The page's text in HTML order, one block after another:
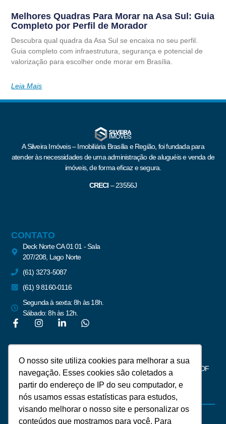
O nosso site utiliza cookies para melhorar a sua
navegação. Esses cookies são coletados a
partir do endereço de IP do seu computador, e
nós usamos essas estatísticas para estudos,
visando melhorar o nosso site e personalizar os
conteúdos que mostramos para você. Para
Melhores Quadras Para Morar na Asa Sul: Guia
Completo por Perfil de Morador
Descubra qual quadra da Asa Sul se encaixa no seu perfil.
Guia completo com infraestrutura, segurança e potencial de
valorização para escolher onde morar em Brasília.
Leia Mais
A Silveira Imóveis – Imobiliária Brasília e Região, foi fundada para
atender às necessidades de uma administração de aluguéis e venda de
imóveis, de forma eficaz e segura.
CRECI –23556J
CONTATO
Deck Norte CA 01 01 - Sala
207/208, Lago Norte
(61) 3273-5087
(61) 9 8160-0116
Segunda à sexta: 8h às 18h.
Sábado: 8h às 12h.
Newsletter
Assine para receber notícias do mercado imobiliário de Brasília – DF